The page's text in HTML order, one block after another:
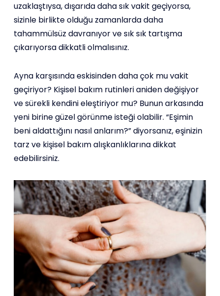
uzaklaştıysa, dışarıda daha sık vakit geçiyorsa,
sizinle birlikte olduğu zamanlarda daha
tahammülsüz davranıyor ve sık sık tartışma
çıkarıyorsa dikkatli olmalısınız.
Ayna karşısında eskisinden daha çok mu vakit
geçiriyor? Kişisel bakım rutinleri aniden değişiyor
ve sürekli kendini eleştiriyor mu? Bunun arkasında
yeni birine güzel görünme isteği olabilir. “Eşimin
beni aldattığını nasıl anlarım?” diyorsanız, eşinizin
tarz ve kişisel bakım alışkanlıklarına dikkat
edebilirsiniz.